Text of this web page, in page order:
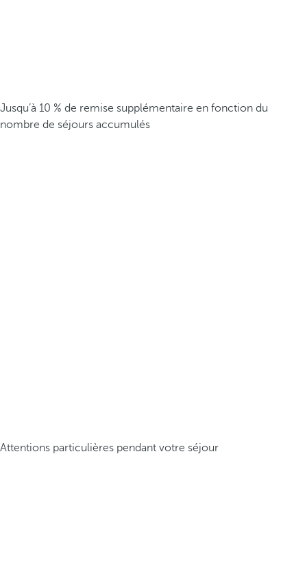
Jusqu’à 10 % de remise supplémentaire en fonction du
nombre de séjours accumulés
Attentions particulières pendant votre séjour